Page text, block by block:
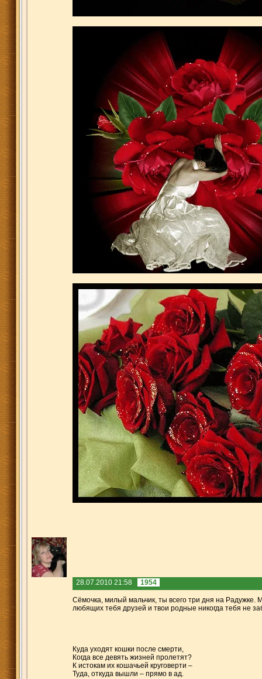
28.07.2010 21:58 1954
Сёмочка, милый мальчик, ты всего три дня на Радужке.
любящих тебя друзей и твои родные никогда тебя не
Куда уходят кошки после смерти,
Когда все девять жизней пролетят?
К истокам их кошачьей круговерти –
Туда, откуда вышли – прямо в ад.